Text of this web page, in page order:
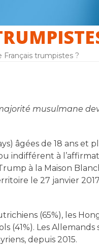
Français trumpistes ?
musulmane
âgées de 18 ans et
indifférent à
à la Maison
le 27 janvier
(65%), les
(41%). Les
depuis 2015.